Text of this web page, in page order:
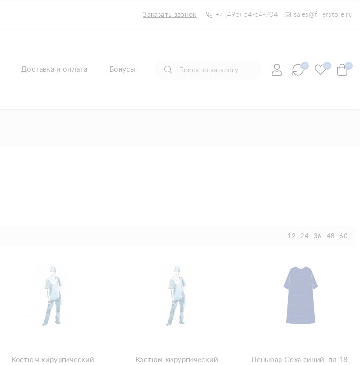
Заказать звонок +7 (495) 54-54-704 sales@fillerstore.ru
Доставка и оплата Бонусы 0 0 0
12 24 36 48 60
Костюм хирургический
Костюм хирургический
Пеньюар Gexa синий, пл.18,